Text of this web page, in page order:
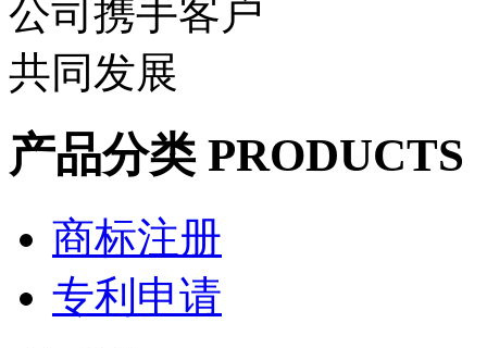
产品分类 PRODUCTS
商标注册
专利申请